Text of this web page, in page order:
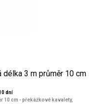
délka 3 m průměr 10 cm
dní
10 cm - překážkové kavalety,